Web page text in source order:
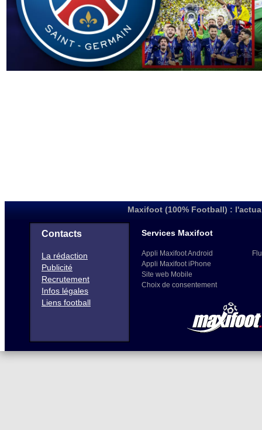
Maxifoot (100% Football) :
Contacts
La rédaction
Publicité
Recrutement
Infos légales
Liens football
Services Maxifoot
Appli Maxifoot Android
Appli Maxifoot iPhone
Site web Mobile
Choix de consentement